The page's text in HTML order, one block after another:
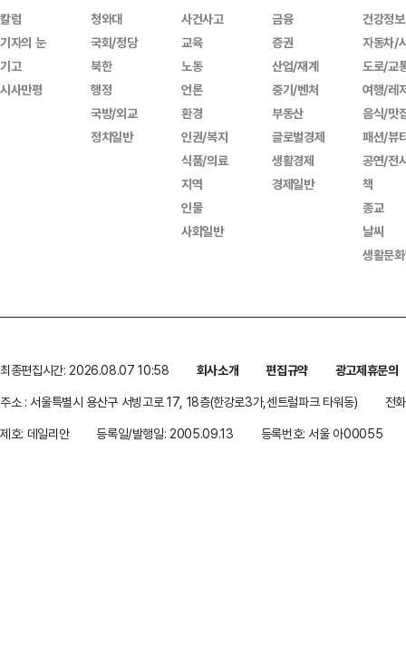
칼럼
기자의 눈
기고
시사만평
청와대
국회/정당
북한
행정
국방/외교
정치일반
사건사고
교육
노동
언론
환경
인권/복지
식품/의료
지역
인물
사회일반
금융
증권
산업/재계
중기/벤처
부동산
글로벌경제
생활경제
경제일반
건강정보
자동차/
도로/교
여행/레
음식/맛
패션/뷰
공연/전
책
종교
날씨
생활문
최종편집시간: 2026.08.07 10:58 회사소개 편집규약
광고제휴문의
주소 : 서울특별시 용산구 서빙고로 17, 18층(한강로3가,센트럴파크 타워동)
전
제호: 데일리안
등록일/발행일: 2005.09.13 등록번호: 서울 아00055